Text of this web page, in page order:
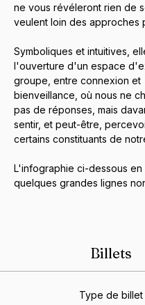
ne vous révéleront rien de
veulent loin des approches
Symboliques et intuitives,
l'ouverture d'un espace
groupe, entre connexion et
bienveillance, où nous ne
pas de réponses, mais
sentir, et peut-être,
certains constituants de
L'infographie ci-dessous en
quelques grandes lignes
Billets
Type de billet